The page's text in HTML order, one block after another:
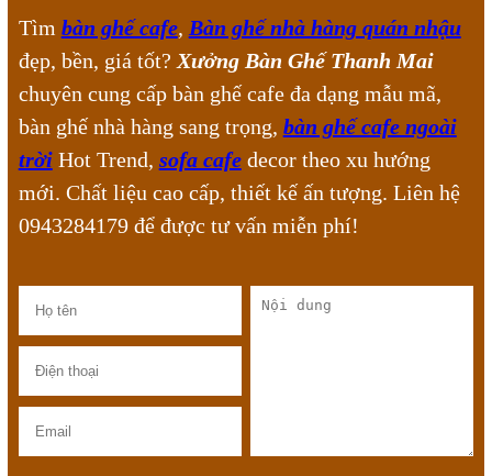
Tìm bàn ghế cafe, Bàn ghế nhà hàng quán nhậu
đẹp, bền, giá tốt? Xưởng Bàn Ghế Thanh Mai
chuyên cung cấp bàn ghế cafe đa dạng mẫu mã,
bàn ghế nhà hàng sang trọng, bàn ghế cafe ngoài
trờiHot Trend, sofa cafedecor theo xu hướng
mới. Chất liệu cao cấp, thiết kế ấn tượng. Liên hệ
0943284179 để được tư vấn miễn phí!